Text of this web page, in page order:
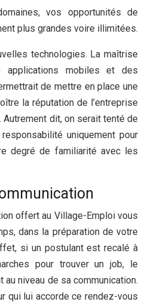
vos opportunités de
plus grandes voire illimitées.
technologies. La maîtrise
applications mobiles et des
de mettre en place une
la réputation de l’entreprise
dit, on serait tenté de
uniquement pour
degré de familiarité avec les
offert au Village-Emploi vous
dans la préparation de votre
si un postulant est recalé à
pour trouver un job, le
niveau de sa communication.
qui lui accorde ce rendez-vous